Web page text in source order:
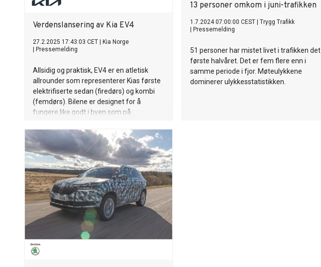
Verdenslansering av Kia EV4
27.2.2025 17:43:03 CET
Kia Norge
Pressemelding
Allsidig og praktisk, EV4 er en atletisk
allrounder som representerer Kias første
elektrifiserte sedan (firedørs) og kombi
(femdørs). Bilene er designet for å
fungere like godt i byen som på
og krysse kontinenter. Lansert for å
omdefinere C-segmentet og vist i både
sedan- og kombimodeller, representerer
Kia EV4 en frisk tilnærming til den
tradisjonelle estetikken i dette
segmentet.
13 personer omkom i juni-trafikken
1.7.2024 07:00:00 CEST
Trygg Trafikk
Pressemelding
51 personer har mistet livet i trafikken det
første halvåret. Det er fem flere enn i
samme periode i fjor. Møteulykkene
dominerer ulykkesstatistikken.